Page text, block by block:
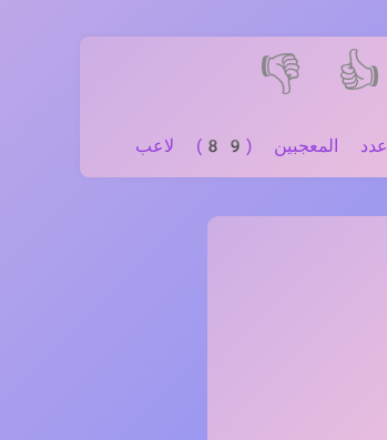
👍
👎
عدد المعجبين (89) لاعب